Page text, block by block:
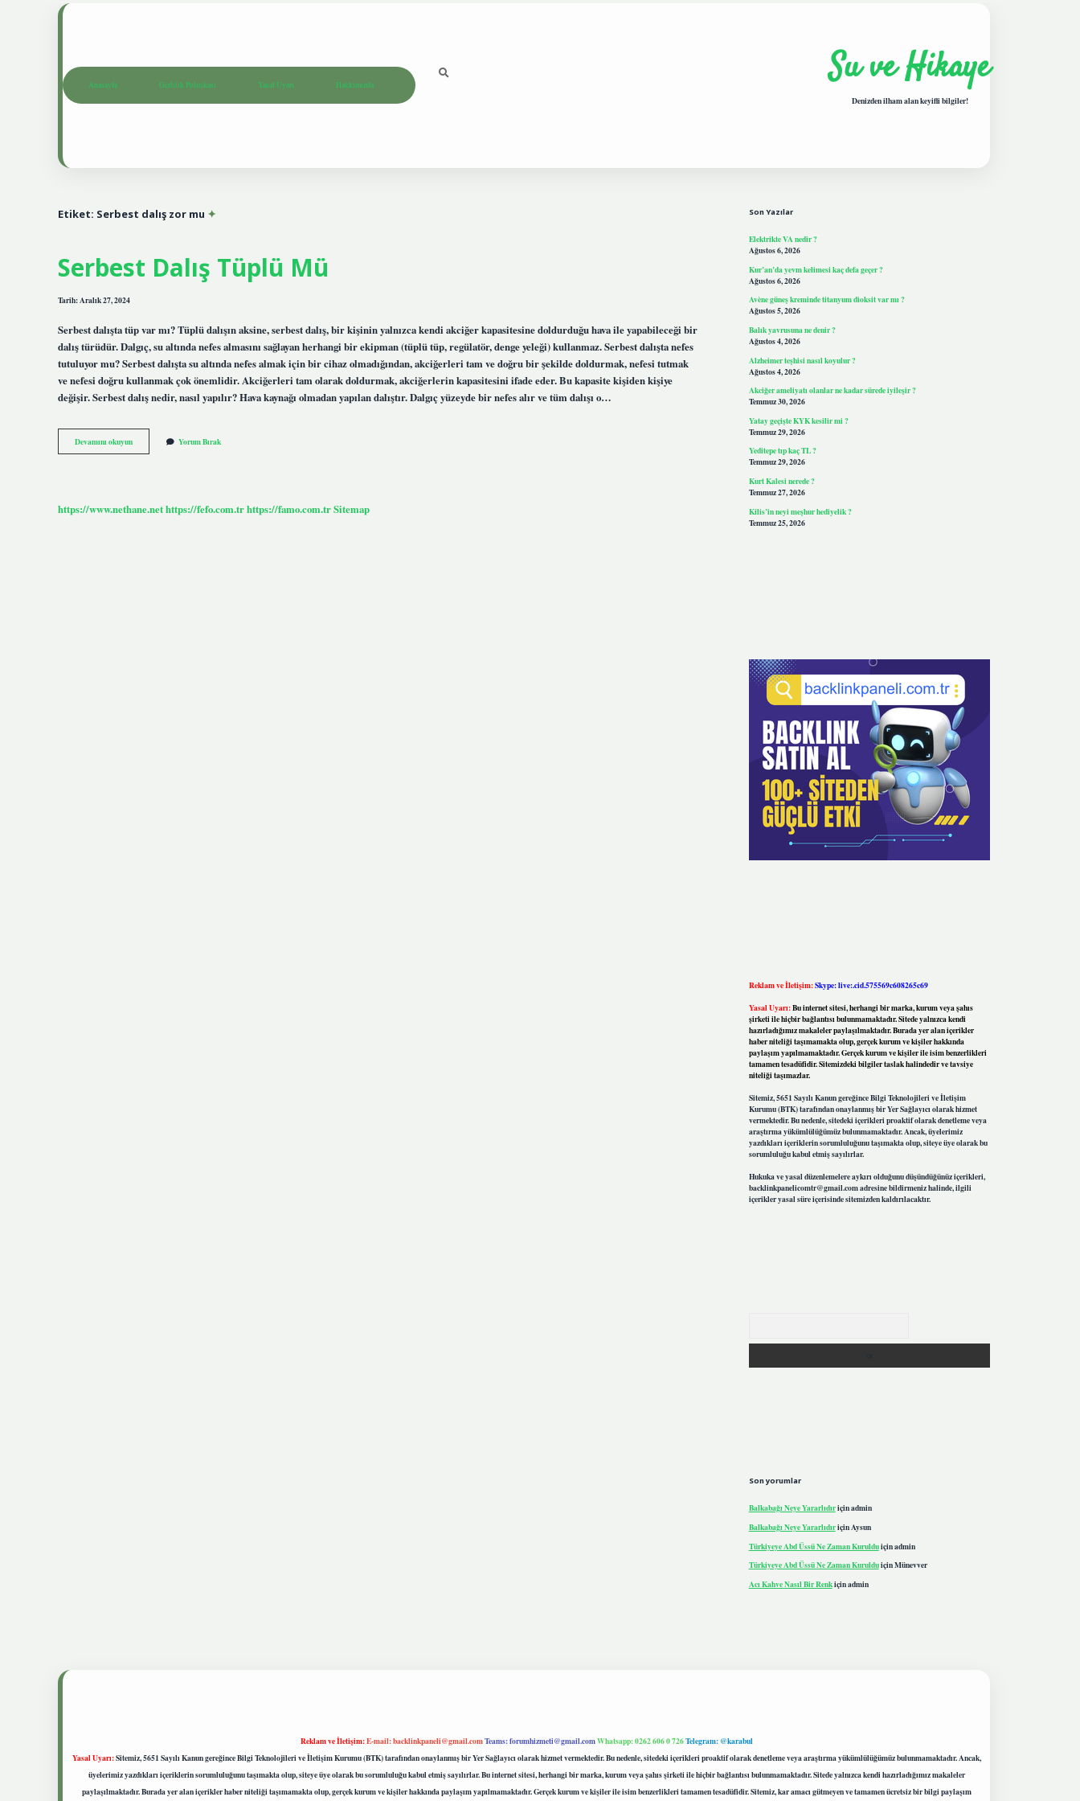
Anasayfa Gizlilik Politikası Yasal Uyarı Hakkımızda Su ve Hikaye
Denizden ilham alan keyifli bilgiler!
Etiket: Serbest dalış zor mu
Serbest Dalış Tüplü Mü
Tarih: Aralık 27, 2024
Serbest dalışta tüp var mı? Tüplü dalışın aksine, serbest dalış, bir kişinin yalnızca kendi akciğer kapasitesine doldurduğu hava ile yapabileceği bir
dalış türüdür. Dalgıç, su altında nefes almasını sağlayan herhangi bir ekipman (tüplü tüp, regülatör, denge yeleği) kullanmaz. Serbest dalışta nefes
tutuluyor mu? Serbest dalışta su altında nefes almak için bir cihaz olmadığından, akciğerleri tam ve doğru bir şekilde doldurmak, nefesi tutmak
ve nefesi doğru kullanmak çok önemlidir. Akciğerleri tam olarak doldurmak, akciğerlerin kapasitesini ifade eder. Bu kapasite kişiden kişiye
değişir. Serbest dalış nedir, nasıl yapılır? Hava kaynağı olmadan yapılan dalıştır. Dalgıç yüzeyde bir nefes alır ve tüm dalışı o…
Devamını okuyunSerbest
Dalış
Yorum Bırak
https://www.nethane.nethttps://fefo.com.trhttps://famo.com.trSitemap
Son Yazılar
Elektrikte VA nedir ?
Ağustos 6, 2026
Kur’an’da yevm kelimesi kaç defa geçer ?
Ağustos 6, 2026
Avène güneş kreminde titanyum dioksit var mı ?
Ağustos 5, 2026
Balık yavrusuna ne denir ?
Ağustos 4, 2026
Alzheimer teşhisi nasıl koyulur ?
Ağustos 4, 2026
Akciğer ameliyatı olanlar ne kadar sürede iyileşir ?
Temmuz 30, 2026
Yatay geçişte KYK kesilir mi ?
Temmuz 29, 2026
Yeditepe tıp kaç TL ?
Temmuz 29, 2026
Kurt Kalesi nerede ?
Temmuz 27, 2026
Kilis’in neyi meşhur hediyelik ?
Temmuz 25, 2026
Reklam ve İletişim:Skype: live:.cid.575569c608265c69
Yasal Uyarı:Bu internet sitesi, herhangi bir marka, kurum veya şahıs
şirketi ile hiçbir bağlantısı bulunmamaktadır. Sitede yalnızca kendi
hazırladığımız makaleler paylaşılmaktadır. Burada yer alan içerikler
haber niteliği taşımamakta olup, gerçek kurum ve kişiler hakkında
paylaşım yapılmamaktadır. Gerçek kurum ve kişiler ile isim benzerlikleri
tamamen tesadüfidir. Sitemizdeki bilgiler taslak halindedir ve tavsiye
niteliği taşımazlar.
Sitemiz, 5651 Sayılı Kanun gereğince Bilgi Teknolojileri ve İletişim
Kurumu (BTK) tarafından onaylanmış bir Yer Sağlayıcı olarak hizmet
vermektedir. Bu nedenle, sitedeki içerikleri proaktif olarak denetleme veya
araştırma yükümlülüğümüz bulunmamaktadır. Ancak, üyelerimiz
yazdıkları içeriklerin sorumluluğunu taşımakta olup, siteye üye olarak bu
sorumluluğu kabul etmiş sayılırlar.
Hukuka ve yasal düzenlemelere aykırı olduğunu düşündüğünüz içerikleri,
backlinkpanelicomtr@gmail.comadresine bildirmeniz halinde, ilgili
içerikler yasal süre içerisinde sitemizden kaldırılacaktır.
Son yorumlar
Balkabağı Neye Yararlıdıriçinadmin
Balkabağı Neye YararlıdıriçinAysun
Türkiyeye Abd Üssü Ne Zaman Kurulduiçinadmin
Türkiyeye Abd Üssü Ne Zaman KurulduiçinMünevver
Acı Kahve Nasıl Bir Renkiçinadmin
Reklam ve İletişim:E-mail:backlinkpaneli@gmail.comTeams:forumhizmeti@gmail.comWhatsapp: 0262 606 0 726Telegram: @karabul
Yasal Uyarı:Sitemiz, 5651 Sayılı Kanun gereğince Bilgi Teknolojileri ve İletişim Kurumu (BTK) tarafından onaylanmış bir Yer Sağlayıcı olarak hizmet vermektedir. Bu nedenle, sitedeki içerikleri proaktif olarak denetleme veya araştırma yükümlülüğümüz bulunmamaktadır. Ancak,
üyelerimiz yazdıkları içeriklerin sorumluluğunu taşımakta olup, siteye üye olarak bu sorumluluğu kabul etmiş sayılırlar. Bu internet sitesi, herhangi bir marka, kurum veya şahıs şirketi ile hiçbir bağlantısı bulunmamaktadır. Sitede yalnızca kendi hazırladığımız makaleler
paylaşılmaktadır. Burada yer alan içerikler haber niteliği taşımamakta olup, gerçek kurum ve kişiler hakkında paylaşım yapılmamaktadır. Gerçek kurum ve kişiler ile isim benzerlikleri tamamen tesadüfidir. Sitemiz, kar amacı gütmeyen ve tamamen ücretsiz bir bilgi paylaşım